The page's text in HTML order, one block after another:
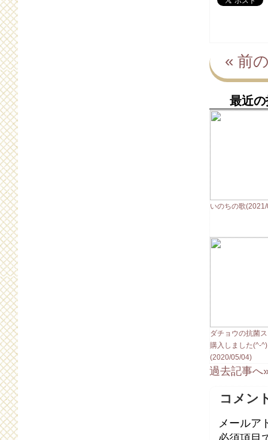
« 前
最近
いのちの歌
ダチョウの抗菌
購入しました(^-^)
(2020/05/04)
過去記事へ
コメン
メールア